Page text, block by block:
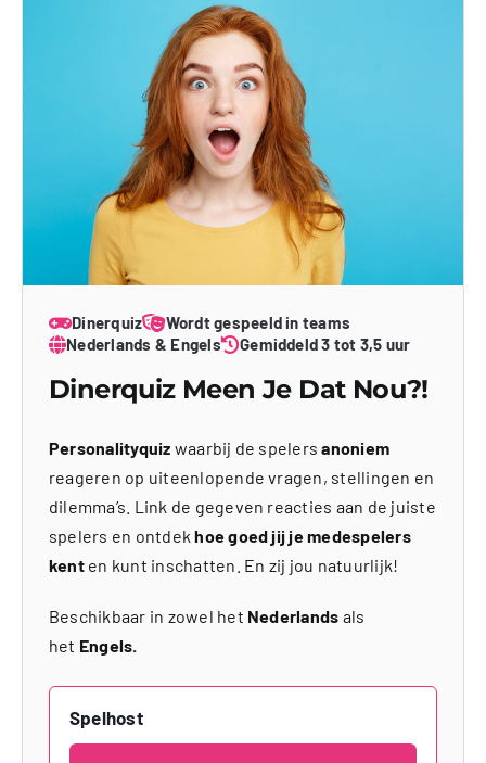
Dinerquiz
Wordt gespeeld in teams
Nederlands & Engels
Gemiddeld 3 tot 3,5 uur
Dinerquiz Meen Je Dat Nou?!
Personalityquiz waarbij de spelersanoniem
reageren op uiteenlopende vragen, stellingen en
dilemma’s. Link de gegeven reacties aan de juiste
spelers en ontdekhoe goed jij je medespelers
kenten kunt inschatten. En zij jou natuurlijk!
Beschikbaar in zowel het Nederlands als
het Engels.
Spelhost